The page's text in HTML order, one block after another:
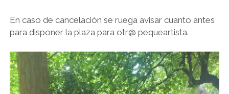
En caso de cancelación se ruega avisar cuanto antes
para disponer la plaza para otr@ pequeartista.